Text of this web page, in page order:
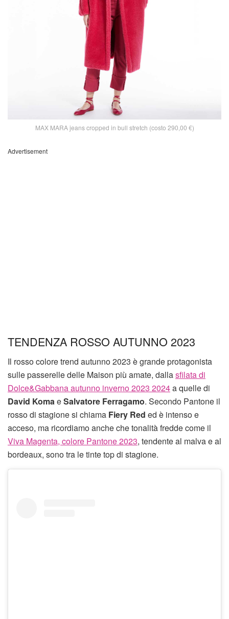
MAX MARA jeans cropped in bull stretch (costo 290,00 €)
Advertisement
TENDENZA ROSSO AUTUNNO 2023
Il rosso colore trend autunno 2023 è grande protagonista
sulle passerelle delle Maison più amate, dallasfilata di
Dolce&Gabbana autunno inverno 2023 2024a quelle di
David KomaeSalvatore Ferragamo. Secondo Pantone il
rosso di stagione si chiama Fiery Red ed è intenso e
acceso, ma ricordiamo anche che tonalità fredde come il
Viva Magenta, colore Pantone 2023, tendente al malva e al
bordeaux, sono tra le tinte top di stagione.